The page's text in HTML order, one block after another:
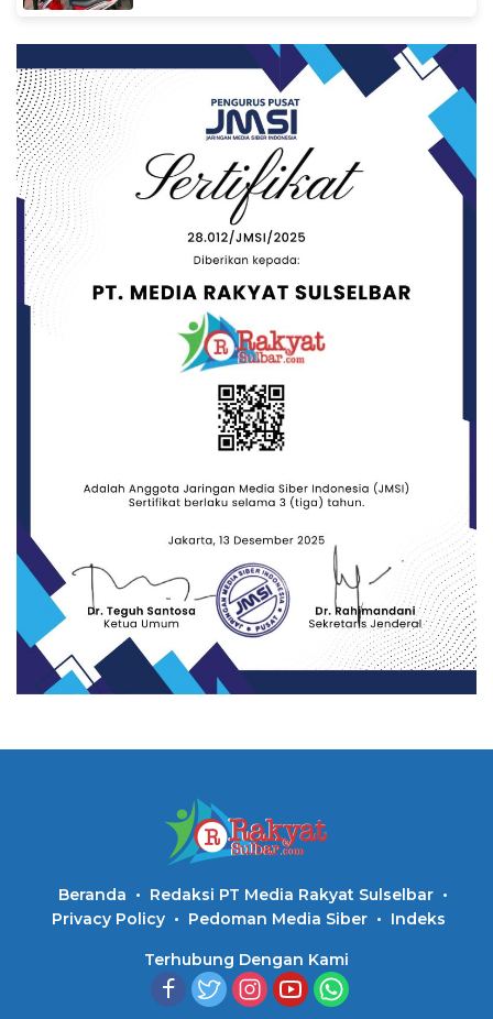
Beranda
Redaksi PT Media Rakyat Sulselbar
Privacy Policy
Pedoman Media Siber Indeks
Terhubung Dengan Kami